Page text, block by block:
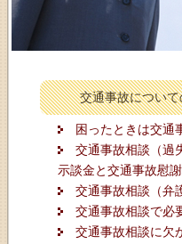
交通事故につい
困ったときは交通
交通事故相談（過
示談金と交通事故慰謝
交通事故相談（弁
交通事故相談で必
交通事故相談に欠